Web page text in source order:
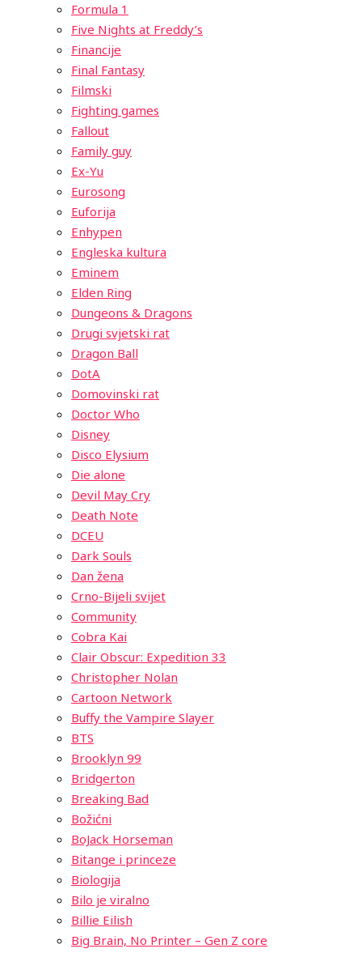
Formula 1
Five Nights at Freddy’s
Financije
Final Fantasy
Filmski
Fighting games
Fallout
Family guy
Ex-Yu
Eurosong
Euforija
Enhypen
Engleska kultura
Eminem
Elden Ring
Dungeons & Dragons
Drugi svjetski rat
Dragon Ball
DotA
Domovinski rat
Doctor Who
Disney
Disco Elysium
Die alone
Devil May Cry
Death Note
DCEU
Dark Souls
Dan žena
Crno-Bijeli svijet
Community
Cobra Kai
Clair Obscur: Expedition 33
Christopher Nolan
Cartoon Network
Buffy the Vampire Slayer
BTS
Brooklyn 99
Bridgerton
Breaking Bad
Božićni
BoJack Horseman
Bitange i princeze
Biologija
Bilo je viralno
Billie Eilish
Big Brain, No Printer – Gen Z core